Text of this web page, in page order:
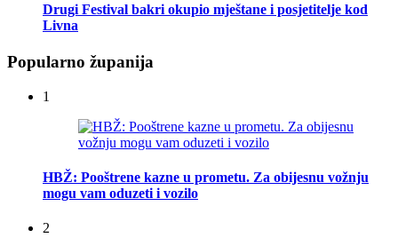
Drugi Festival bakri okupio mještane i posjetitelje kod
Livna
Popularno županija
1
HBŽ: Pooštrene kazne u prometu. Za obijesnu vožnju
mogu vam oduzeti i vozilo
2